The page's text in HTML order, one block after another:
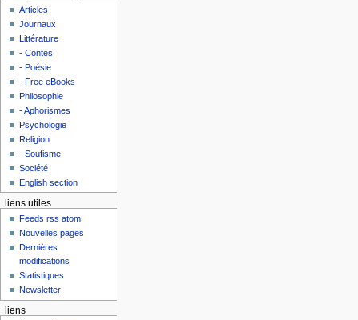
Articles
Journaux
Littérature
- Contes
- Poésie
- Free eBooks
Philosophie
- Aphorismes
Psychologie
Religion
- Soufisme
Société
English section
liens utiles
Feeds rss atom
Nouvelles pages
Dernières
modifications
Statistiques
Newsletter
liens